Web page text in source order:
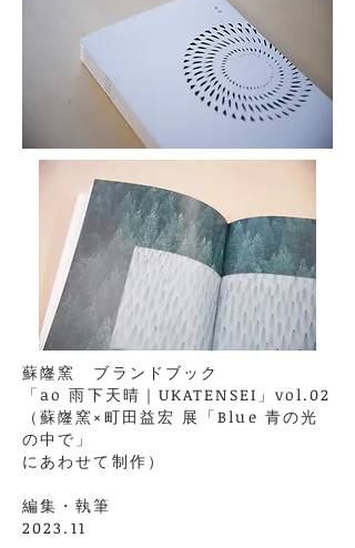
蘇嶐窯 ブランドブック
「ao 雨下天晴｜UKATENSEI 」 vol.02
（蘇嶐窯×町田益宏 展「Blue 青の光
の中で」
にあわせて制作）
​編集・執筆
2023.11